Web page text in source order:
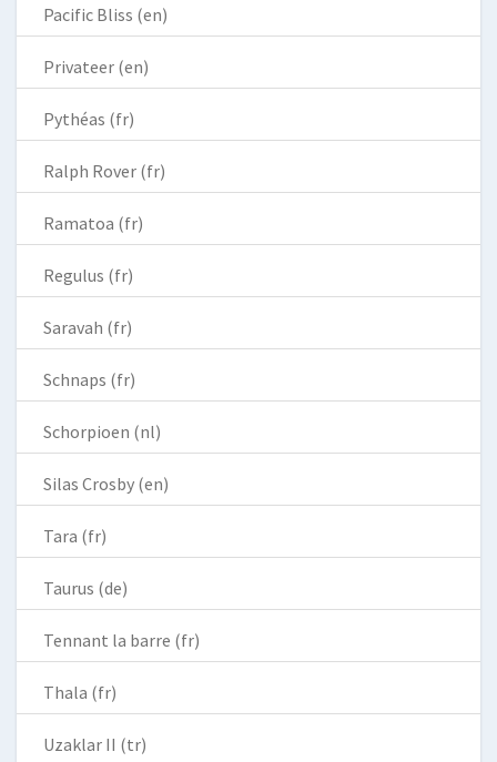
Pacific Bliss (en)
Privateer (en)
Pythéas (fr)
Ralph Rover (fr)
Ramatoa (fr)
Regulus (fr)
Saravah (fr)
Schnaps (fr)
Schorpioen (nl)
Silas Crosby (en)
Tara (fr)
Taurus (de)
Tennant la barre (fr)
Thala (fr)
Uzaklar II (tr)